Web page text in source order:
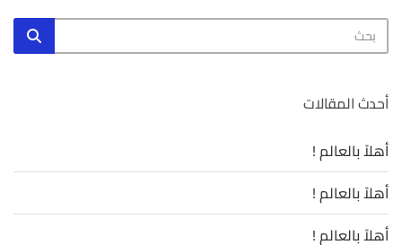
البحث
عن:
بحث
أحدث المقالات
أهلاً بالعالم !
أهلاً بالعالم !
أهلاً بالعالم !